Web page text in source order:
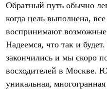
Детская одежда
Комбинезоны
Куртки
Брюки
Утепленная синтетикой
Комбинезоны
Куртки
Лёгкая одежда
Обратный путь обычно
когда цель выполнена,
воспринимают возможные
Надеемся, что так и
закончились и мы скоро
восходителей в Москве.
уникальная,